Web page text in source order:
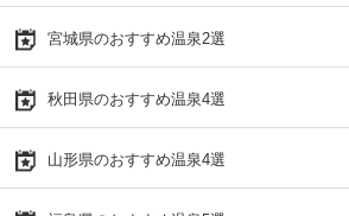
宮城県のおすすめ温泉2選
秋田県のおすすめ温泉4選
山形県のおすすめ温泉4選